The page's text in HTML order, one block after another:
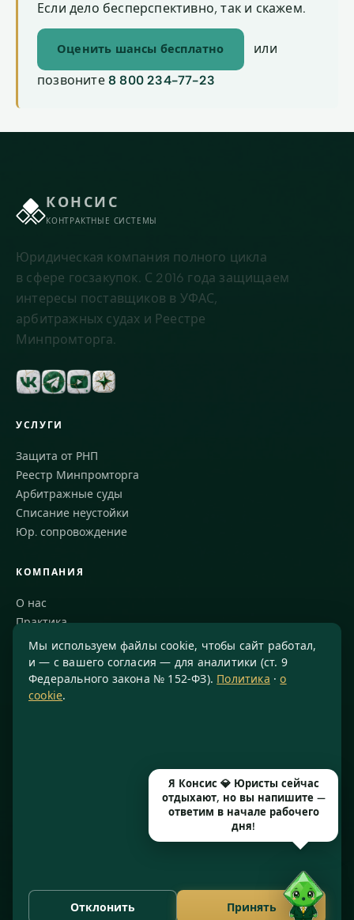
Если дело бесперспективно, так и скажем.
Оценить шансы бесплатно или
позвоните 8 800 234-77-23
КОНСИС
КОНТРАКТНЫЕ СИСТЕМЫ
Юридическая компания полного цикла
в сфере госзакупок. С 2016 года защищаем
интересы поставщиков в УФАС,
арбитражных судах и Реестре
Минпромторга.
УСЛУГИ
Защита от РНП
Реестр Минпромторга
Арбитражные суды
Списание неустойки
Юр. сопровождение
КОМПАНИЯ
О нас
Практика
Блог
Команда
Благодарности
Москва, Варшавское шоссе, д. 1А, помещение 14/7
© 2016–2026 ООО «КОНСИС» · ИНН 7724372334 · КПП 772601001
· ОГРН 1167746646297 · Рег. № 77071/77 от 14.05.2026
Политика конфиденциальности Cookies
Мы используем файлы cookie, чтобы сайт работал,
и — с вашего согласия — для аналитики (ст. 9
Федерального закона № 152-ФЗ). Политика ·о
cookie.
Отклонить Принять
Я Консис 💎 Юристы сейчас
отдыхают, но вы напишите —
ответим в начале рабочего
дня!